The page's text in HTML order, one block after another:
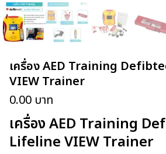
เครื่อง AED Training
VIEW Trainer
0.00 บาท
เครื่อง AED Training
Lifeline VIEW Trainer